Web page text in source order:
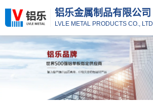
铝乐金属制品有限公司
LVLE METAL PRODUCTS CO., LTD